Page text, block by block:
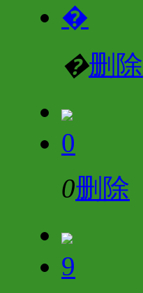
�
�删除
0
0删除
9